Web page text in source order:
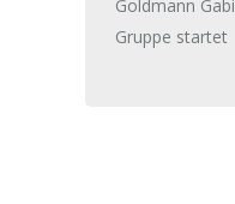
Goldmann Gabi
Gruppe startet